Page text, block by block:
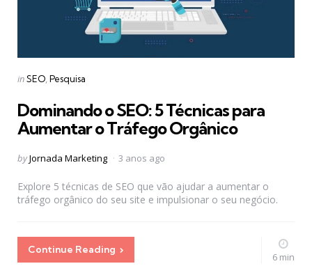
Categories
Posted
inSEO Pesquisa
Dominando o SEO: 5 Técnicas para
Aumentar o Tráfego Orgânico
Posted
byJornada Marketing 3 anos ago
Explore 5 técnicas de SEO que vão ajudar a aumentar o
tráfego orgânico do seu site e impulsionar o seu negócio.
Continue Reading
6 min